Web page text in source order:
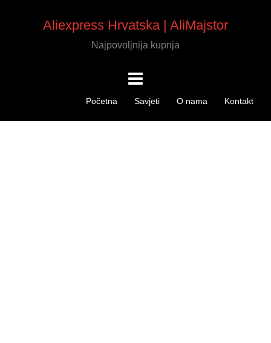
Aliexpress Hrvatska | AliMajstor
Najpovoljnija kupnja
Početna Savjeti O nama Kontakt